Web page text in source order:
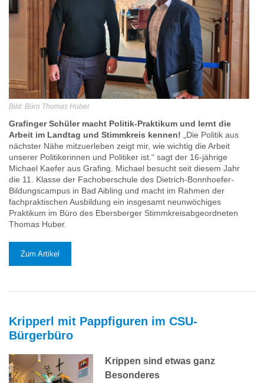
Bild: Büro Thomas Huber
Grafinger Schüler macht Politik-Praktikum und lernt die
Arbeit im Landtag und Stimmkreis kennen! „Die Politik aus
nächster Nähe mitzuerleben zeigt mir, wie wichtig die Arbeit
unserer Politikerinnen und Politiker ist.“ sagt der 16-jährige
Michael Kaefer aus Grafing. Michael besucht seit diesem Jahr
die 11. Klasse der Fachoberschule des Dietrich-Bonnhoefer-
Bildungscampus in Bad Aibling und macht im Rahmen der
fachpraktischen Ausbildung ein insgesamt neunwöchiges
Praktikum im Büro des Ebersberger Stimmkreisabgeordneten
Thomas Huber.
Zum Artikel
Kripperl mit Pappfiguren im CSU-
Bürgerbüro
Krippen sind etwas ganz
Besonderes